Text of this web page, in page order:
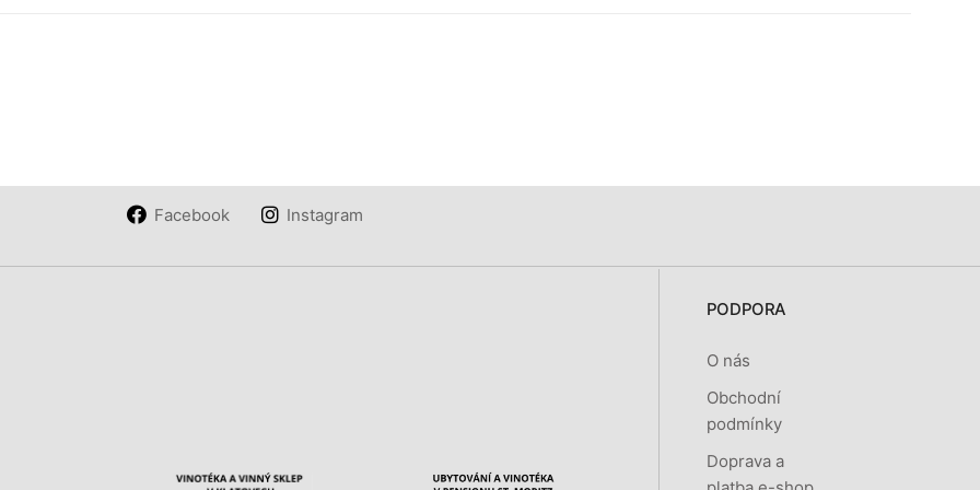
Facebook Instagram
PODPORA
O nás
Obchodní
podmínky
Doprava a